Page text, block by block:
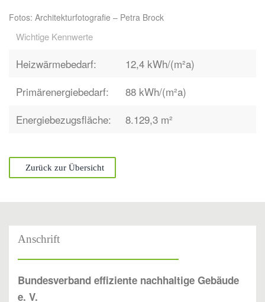
Fotos: Architekturfotografie – Petra Brock
Wichtige Kennwerte
Heizwärmebedarf:
12,4 kWh/(m²a)
Primärenergiebedarf:
88 kWh/(m²a)
Energiebezugsfläche:
8.129,3 m²
Zurück zur Übersicht
Anschrift
Bundesverband effiziente nachhaltige Gebäude
e. V.